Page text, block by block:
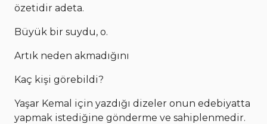
özetidir adeta.
Büyük bir suydu, o.
Artık neden akmadığını
Kaç kişi görebildi?
Yaşar Kemal için yazdığı dizeler onun edebiyatta
yapmak istediğine gönderme ve sahiplenmedir.